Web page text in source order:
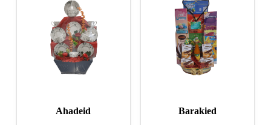
Ahadeid Barakied